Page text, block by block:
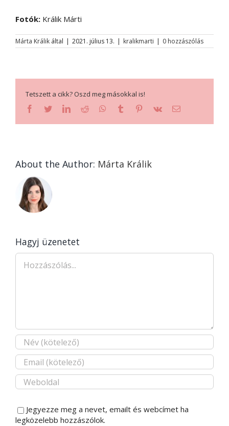
Fotók: Králik Márti
Márta Králik által | 2021. július 13. | kralikmarti | 0 hozzászólás
Tetszett a cikk? Oszd meg másokkal is!
facebook
twitterlinkedinreddit whatsapp
tumblr pinterest
vk Email:
About the Author: Márta Králik
Hagyj üzenetet
Hozzászólás
Jegyezze meg a nevet, emailt és webcímet ha
legközelebb hozzászólok.